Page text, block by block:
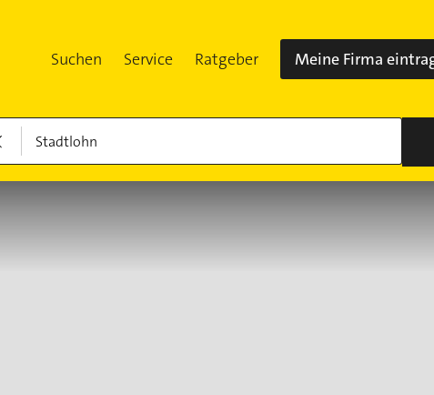
Suchen Service Ratgeber Meine Firma